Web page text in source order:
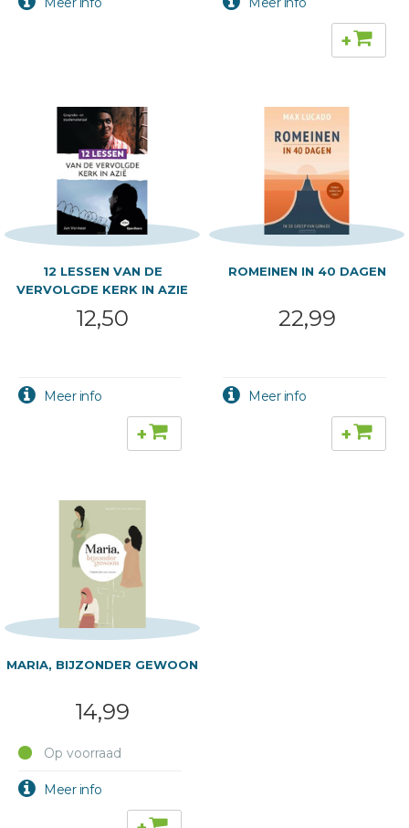
+
12 LESSEN VAN DE
VERVOLGDE KERK IN AZIE
12,50
+
ROMEINEN IN 40 DAGEN
22,99
+
MARIA, BIJZONDER GEWOON
14,99
Op voorraad